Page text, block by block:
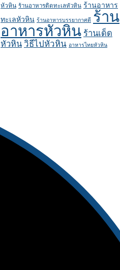
หัวหิน ร้านอาหารติดทะเลหัวหิน ร้านอาหาร
ทะเลหัวหิน ร้านอาหารบรรยากาศดี ร้าน
อาหารหัวหิน ร้านเด็ด
หัวหิน วิธีไปหัวหิน อาหารไทยหัวหิน